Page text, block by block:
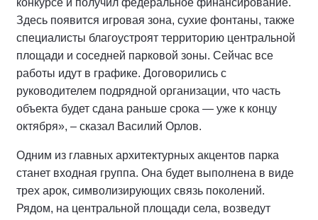
конкурсе и получил федеральное финансирование.
Здесь появится игровая зона, сухие фонтаны, также
специалисты благоустроят территорию центральной
площади и соседней парковой зоны. Сейчас все
работы идут в графике. Договорились с
руководителем подрядной организации, что часть
объекта будет сдана раньше срока — уже к концу
октября», – сказал Василий Орлов.
Одним из главных архитектурных акцентов парка
станет входная группа. Она будет выполнена в виде
трех арок, символизирующих связь поколений.
Рядом, на центральной площади села, возведут